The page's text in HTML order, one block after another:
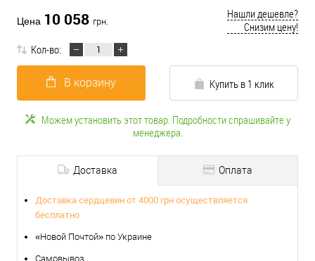
Цена 10 058 грн.
Нашли дешевле?
Снизим цену!
Кол-во:
В корзину Купить в 1 клик
Можем установить этот товар. Подробности спрашивайте у
менеджера.
Доставка Оплата
Доставка сердцевин от 4000 грн осуществляется
бесплатно
«Новой Почтой» по Украине
Самовывоз